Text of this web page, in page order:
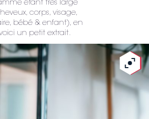
étant très large
corps, visage,
bébé & enfant), en
un petit extrait.